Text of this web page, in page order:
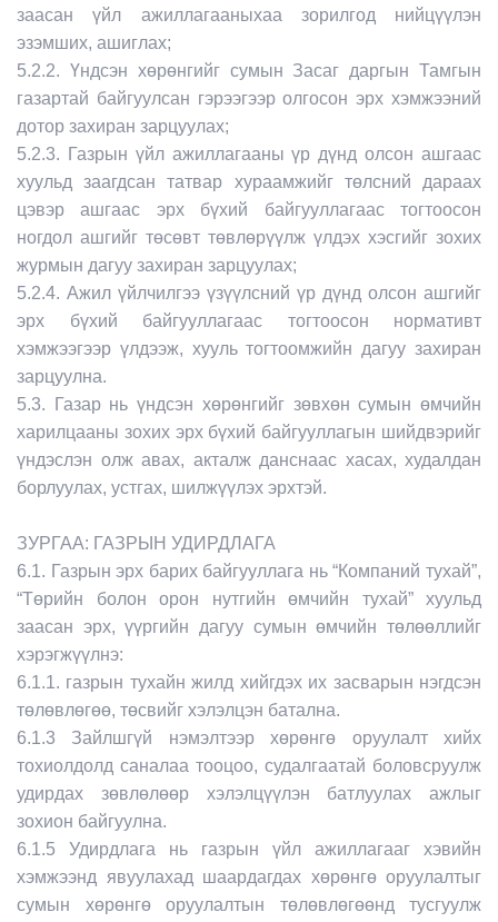
заасан үйл ажиллагааныхаа зорилгод нийцүүлэн
эзэмших, ашиглах;
5.2.2. Үндсэн хөрөнгийг сумын Засаг даргын Тамгын
газартай байгуулсан гэрээгээр олгосон эрх хэмжээний
дотор захиран зарцуулах;
5.2.3. Газрын үйл ажиллагааны үр дүнд олсон ашгаас
хуульд заагдсан татвар хураамжийг төлсний дараах
цэвэр ашгаас эрх бүхий байгууллагаас тогтоосон
ногдол ашгийг төсөвт төвлөрүүлж үлдэх хэсгийг зохих
журмын дагуу захиран зарцуулах;
5.2.4. Ажил үйлчилгээ үзүүлсний үр дүнд олсон ашгийг
эрх бүхий байгууллагаас тогтоосон нормативт
хэмжээгээр үлдээж, хууль тогтоомжийн дагуу захиран
зарцуулна.
5.3. Газар нь үндсэн хөрөнгийг зөвхөн сумын өмчийн
харилцааны зохих эрх бүхий байгууллагын шийдвэрийг
үндэслэн олж авах, акталж данснаас хасах, худалдан
борлуулах, устгах, шилжүүлэх эрхтэй.
ЗУРГАА: ГАЗРЫН УДИРДЛАГА
6.1. Газрын эрх барих байгууллага нь “Компаний тухай”,
“Төрийн болон орон нутгийн өмчийн тухай” хуульд
заасан эрх, үүргийн дагуу сумын өмчийн төлөөллийг
хэрэгжүүлнэ:
6.1.1. газрын тухайн жилд хийгдэх их засварын нэгдсэн
төлөвлөгөө, төсвийг хэлэлцэн батална.
6.1.3 Зайлшгүй нэмэлтээр хөрөнгө оруулалт хийх
тохиолдолд саналаа тооцоо, судалгаатай боловсруулж
удирдах зөвлөлөөр хэлэлцүүлэн батлуулах ажлыг
зохион байгуулна.
6.1.5 Удирдлага нь газрын үйл ажиллагааг хэвийн
хэмжээнд явуулахад шаардагдах хөрөнгө оруулалтыг
сумын хөрөнгө оруулалтын төлөвлөгөөнд тусгуулж